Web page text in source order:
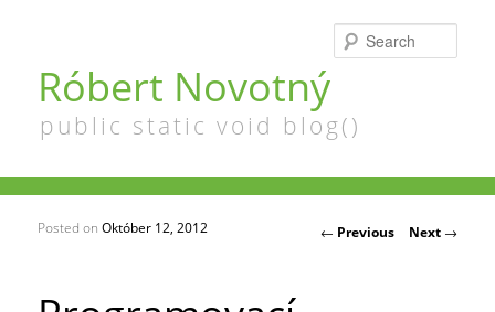
Róbert Novotný
public static void blog()
Post navigation
← Previous Next →
Posted onOktóber 12, 2012